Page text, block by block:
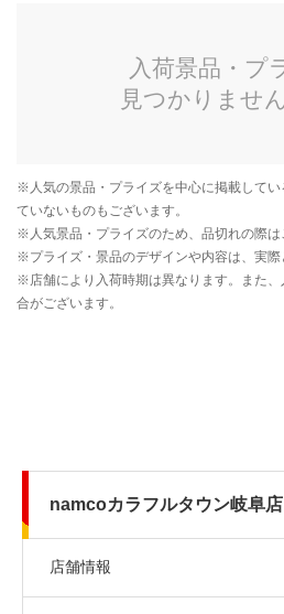
namcoカラフルタウン岐阜店
店舗情報